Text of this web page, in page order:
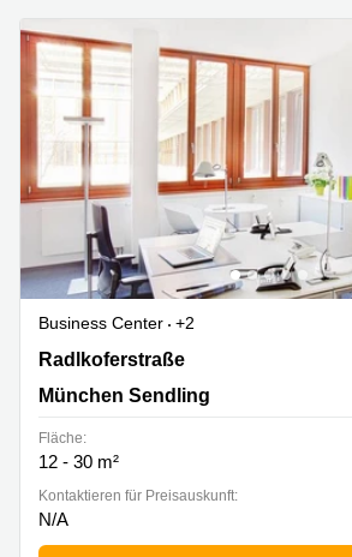
Business Center
+2
Radlkoferstraße 2, München Sendling
Radlkoferstraße
München Sendling
Fläche:
12 - 30 m²
Kontaktieren für Preisauskunft:
N/A